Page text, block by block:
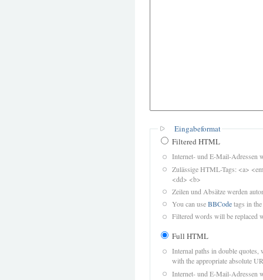
Eingabeformat
Filtered HTML
Internet- und E-Mail-Adressen
Zulässige HTML-Tags: <a>
<dd> <b>
Zeilen und Absätze werden
You can useBBCodetags in
Filtered words will be replaced
Full HTML
Internal paths in double quotes,
with the appropriate absolute
Internet- und E-Mail-Adressen